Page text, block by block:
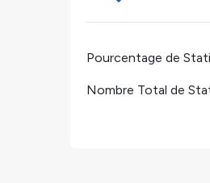
Pourcentage de
Nombre Total de